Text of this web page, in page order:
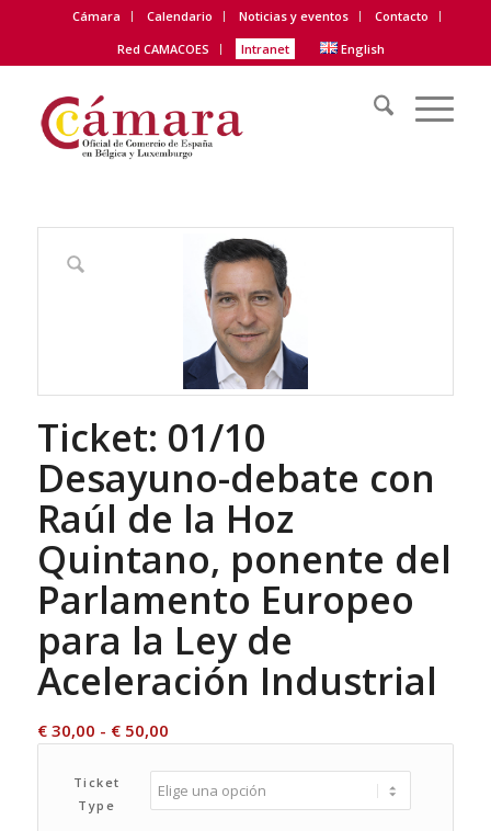
Cámara Calendario Noticias y eventos
Contacto
Red CAMACOES
Intranet English
Ticket: 01/10
Desayuno-debate con
Raúl de la Hoz
Quintano, ponente del
Parlamento Europeo
para la Ley de
Aceleración Industrial
€30,00 - €50,00Rango
precios:
desde
Ticket
Type